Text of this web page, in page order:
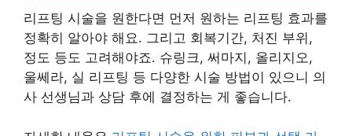
리프팅 시술을 원한다면 먼저 원하는 리프팅 효과를
정확히 알아야 해요. 그리고 회복기간, 처진 부위,
정도 등도 고려해야죠. 슈링크, 써마지, 올리지오,
울쎄라, 실 리프팅 등 다양한 시술 방법이 있으니 의
사 선생님과 상담 후에 결정하는 게 좋습니다.